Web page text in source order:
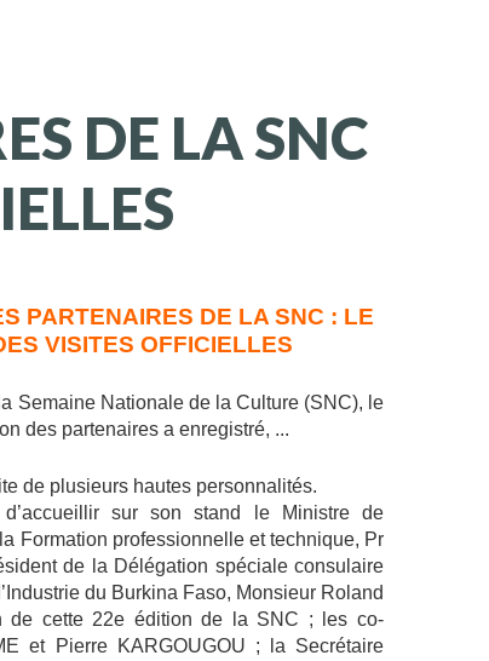
DE LASNC
PARTENAIRES DE LA SNC : LE
VISITES OFFICIELLES
Semaine Nationale de la Culture (SNC), le
des partenaires a enregistré, ...
de plusieurs hautes personnalités.
sur son stand le Ministre de
Formation professionnelle et technique, Pr
de la Délégation spéciale consulaire
du Burkina Faso, Monsieur Roland
de cette 22e édition de la SNC ; les co-
et Pierre KARGOUGOU ; la Secrétaire